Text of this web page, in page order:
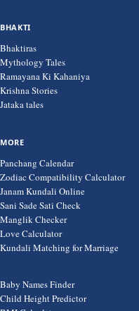
BHAKTI
Bhaktiras
Mythology Tales
Ramayana Ki Kahaniya
Krishna Stories
Jataka tales
MORE
Panchang Calendar
Zodiac Compatibility Calculator
Janam Kundali Online
Sani Sade Sati Check
Manglik Checker
Love Calculator
Kundali Matching for Marriage
Baby Names Finder
Child Height Predictor